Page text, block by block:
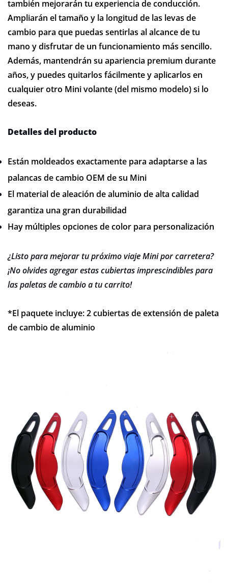
también mejorarán tu experiencia de conducción.
Ampliarán el tamaño y la longitud de las levas de
cambio para que puedas sentirlas al alcance de tu
mano y disfrutar de un funcionamiento más sencillo.
Además, mantendrán su apariencia premium durante
años, y puedes quitarlos fácilmente y aplicarlos en
cualquier otro Mini volante (del mismo modelo) si lo
deseas.
Detalles del producto
Están moldeados exactamente para adaptarse a las
palancas de cambio OEM de su Mini
El material de aleación de aluminio de alta calidad
garantiza una gran durabilidad
Hay múltiples opciones de color para personalización
¿Listo para mejorar tu próximo viaje Mini por carretera?
¡No olvides agregar estas cubiertas imprescindibles para
las paletas de cambio a tu carrito!
*El paquete incluye: 2 cubiertas de extensión de paleta
de cambio de aluminio